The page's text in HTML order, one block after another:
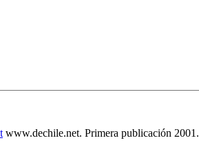
www.dechile.net. Primera publicación 2001.